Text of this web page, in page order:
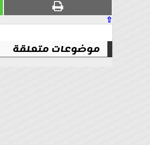
⇧
موضوعات متعلقة